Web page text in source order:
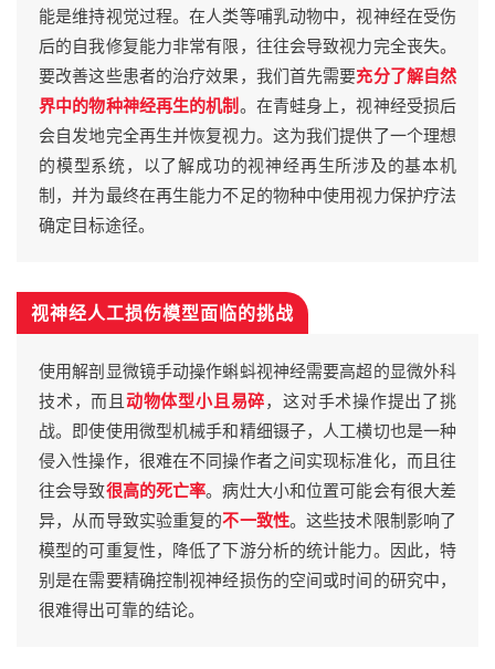
能是维持视觉过程。在人类等哺乳动物中，视神经在受伤
后的自我修复能力非常有限，往往会导致视力完全丧失。
要改善这些患者的治疗效果，我们首先需要充分了解自然
界中的物种神经再生的机制 。在青蛙身上，视神经受损后
会自发地完全再生并恢复视力。这为我们提供了一个理想
的模型系统，以了解成功的视神经再生所涉及的基本机
制，并为最终在再生能力不足的物种中使用视力保护疗法
确定目标途径。
视神经人工损伤模型面临的挑战
使用解剖显微镜手动操作蝌蚪视神经需要高超的显微外科
技术，而且 动物体型小且易碎，这对手术操作提出了挑
战。即使使用微型机械手和精细镊子，人工横切也是一种
侵入性操作，很难在不同操作者之间实现标准化，而且往
往会导致很高的死亡率。病灶大小和位置可能会有很大差
异，从而导致实验重复的不一致性。这些技术限制影响了
模型的可重复性，降低了下游分析的统计能力。因此，特
别是在需要精确控制视神经损伤的空间或时间的研究中，
很难得出可靠的结论。